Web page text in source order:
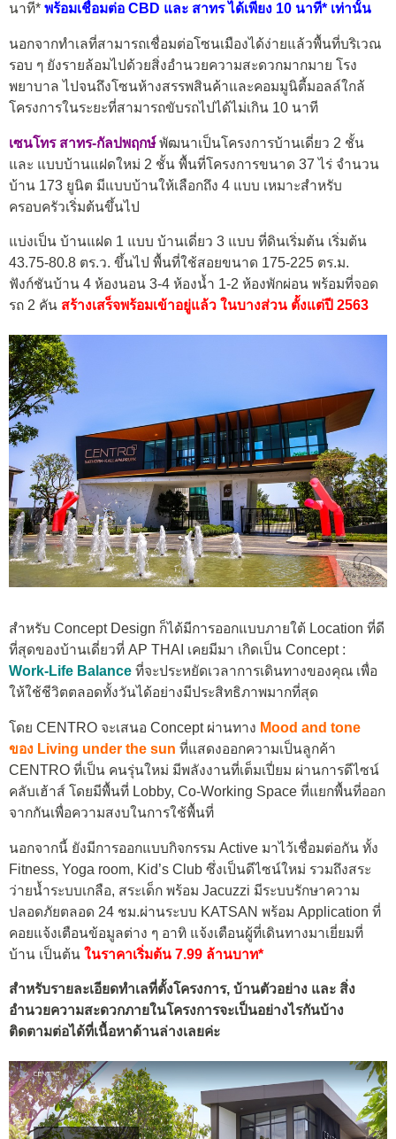
นาที* พร้อมเชื่อมต่อ CBD และ สาทร ได้เพียง 10 นาที* เท่านั้น
นอกจากทำเลที่สามารถเชื่อมต่อโซนเมืองได้ง่ายแล้วพื้นที่บริเวณ
รอบ ๆ ยังรายล้อมไปด้วยสิ่งอำนวยความสะดวกมากมาย โรง
พยาบาล ไปจนถึงโซนห้างสรรพสินค้าและคอมมูนิตี้มอลล์ใกล้
โครงการในระยะที่สามารถขับรถไปได้ไม่เกิน 10 นาที
เซนโทร สาทร-กัลปพฤกษ์ พัฒนาเป็นโครงการบ้านเดี่ยว 2 ชั้น
และ แบบบ้านแฝดใหม่ 2 ชั้น พื้นที่โครงการขนาด 37 ไร่ จำนวน
บ้าน 173 ยูนิต มีแบบบ้านให้เลือกถึง 4 แบบ เหมาะสำหรับ
ครอบครัวเริ่มต้นขึ้นไป
แบ่งเป็น บ้านแฝด 1 แบบ บ้านเดี่ยว 3 แบบ ที่ดินเริ่มต้น เริ่มต้น
43.75-80.8 ตร.ว. ขึ้นไป พื้นที่ใช้สอยขนาด 175-225 ตร.ม.
ฟังก์ชันบ้าน 4 ห้องนอน 3-4 ห้องน้ำ 1-2 ห้องพักผ่อน พร้อมที่จอด
รถ 2 คัน สร้างเสร็จพร้อมเข้าอยู่แล้ว ในบางส่วน ตั้งแต่ปี 2563
สำหรับ Concept Design ก็ได้มีการออกแบบภายใต้ Location ที่ดี
ที่สุดของบ้านเดี่ยวที่ AP THAI เคยมีมา เกิดเป็น Concept :
Work-Life Balance ที่จะประหยัดเวลาการเดินทางของคุณ เพื่อ
ให้ใช้ชีวิตตลอดทั้งวันได้อย่างมีประสิทธิภาพมากที่สุด
โดย CENTRO จะเสนอ Concept ผ่านทาง Mood and tone
ของ Living under the sun ที่แสดงออกความเป็นลูกค้า
CENTRO ที่เป็น คนรุ่นใหม่ มีพลังงานที่เต็มเปี่ยม ผ่านการดีไซน์
คลับเฮ้าส์ โดยมีพื้นที่ Lobby, Co-Working Space ที่แยกพื้นที่ออก
จากกันเพื่อความสงบในการใช้พื้นที่
นอกจากนี้ ยังมีการออกแบบกิจกรรม Active มาไว้เชื่อมต่อกัน ทั้ง
Fitness, Yoga room, Kid’s Club ซึ่งเป็นดีไซน์ใหม่ รวมถึงสระ
ว่ายน้ำระบบเกลือ, สระเด็ก พร้อม Jacuzzi มีระบบรักษาความ
ปลอดภัยตลอด 24 ชม.ผ่านระบบ KATSAN พร้อม Application ที่
คอยแจ้งเตือนข้อมูลต่าง ๆ อาทิ แจ้งเตือนผู้ที่เดินทางมาเยี่ยมที่
บ้าน เป็นต้น ในราคาเริ่มต้น 7.99 ล้านบาท*
สำหรับรายละเอียดทำเลที่ตั้งโครงการ, บ้านตัวอย่าง และ สิ่ง
อำนวยความสะดวกภายในโครงการจะเป็นอย่างไรกันบ้าง
ติดตามต่อได้ที่เนื้อหาด้านล่างเลยค่ะ